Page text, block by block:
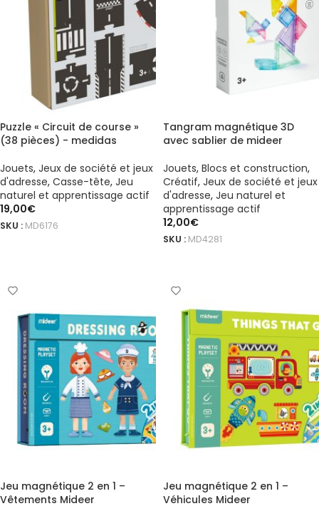
Puzzle « Circuit de course »
(38 pièces) - medidas
Jouets, Jeux de société et jeux
d'adresse, Casse-tête, Jeu
naturel et apprentissage actif
19,00€
SKU : MD6176
Tangram magnétique 3D
avec sablier de mideer
Jouets, Blocs et construction,
Créatif, Jeux de société et jeux
d'adresse, Jeu naturel et
apprentissage actif
12,00€
SKU : MD4281
Jeu magnétique 2 en 1 –
Vêtements Mideer
Jeu magnétique 2 en 1 –
Véhicules Mideer